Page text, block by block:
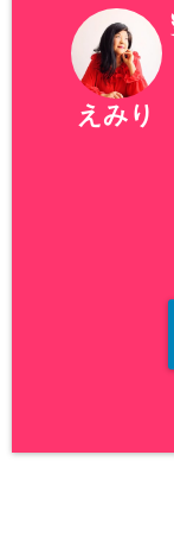
えみり